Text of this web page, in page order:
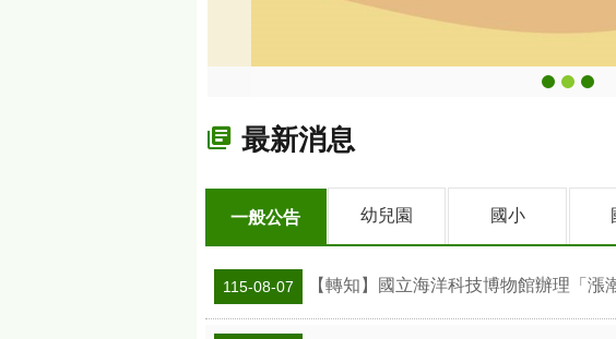
最新消息
一般公告 幼兒園 國小
115-08-07 【轉知】國立海洋科技博物館辦理「漲潮